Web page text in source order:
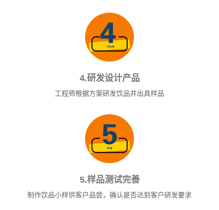
4.研发设计产品
工程师根据方案研发饮品并出具样品
5.样品测试完善
制作饮品小样供客户品尝，确认是否达到客户研发要求